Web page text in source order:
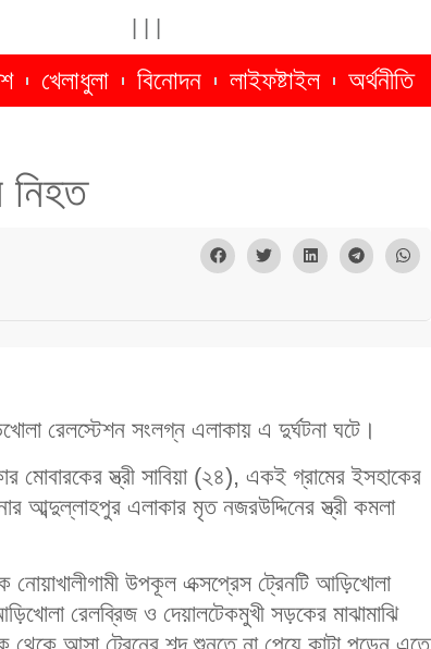
খেলাধুলা বিনোদন লাইফষ্টাইল অর্থনীতি
নিহত
রেলস্টেশন সংলগ্ন এলাকায় এ দুর্ঘটনা ঘটে।
মোবারকের স্ত্রী সাবিয়া (২৪), একই গ্রামের ইসহাকের
আব্দুল্লাহপুর এলাকার মৃত নজরউদ্দিনের স্ত্রী কমলা
নোয়াখালীগামী উপকূল এক্সপ্রেস ট্রেনটি আড়িখোলা
রেলব্রিজ ও দেয়ালটেকমুখী সড়কের মাঝামাঝি